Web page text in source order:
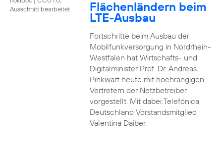
Ausschnitt bearbeitet
Flächenländern beim
LTE-Ausbau
Fortschritte beim Ausbau der
Mobilfunkversorgung in Nordrhein-
Westfalen hat Wirtschafts- und
Digitalminister Prof. Dr. Andreas
Pinkwart heute mit hochrangigen
Vertretern der Netzbetreiber
vorgestellt. Mit dabei:Telefónica
Deutschland Vorstandsmitglied
Valentina Daiber.